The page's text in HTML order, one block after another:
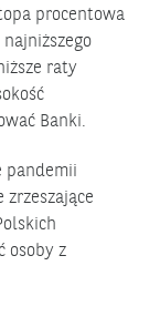
procentowa
raty
Banki.
pandemii
zrzeszające
osoby z